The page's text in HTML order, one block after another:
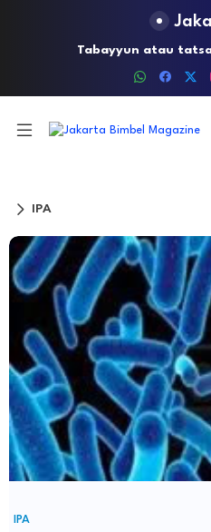
Tabayyun atau
IPA
IPA